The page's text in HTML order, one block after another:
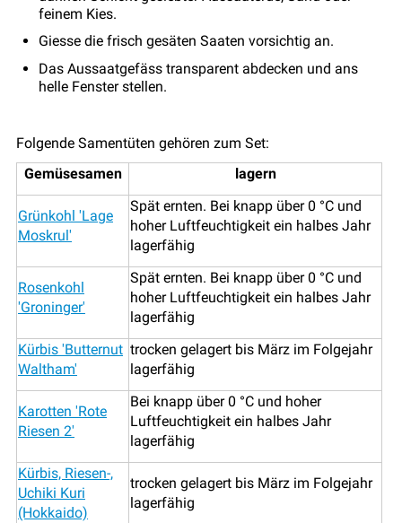
feinem Kies.
Giesse die frisch gesäten Saaten vorsichtig an.
Das Aussaatgefäss transparent abdecken und ans
helle Fenster stellen.
Folgende Samentüten gehören zum Set:
Gemüsesamen
lagern
Grünkohl 'Lage
Moskrul'
Spät ernten. Bei knapp über 0 °C und
hoher Luftfeuchtigkeit ein halbes Jahr
lagerfähig
Rosenkohl
'Groninger'
Spät ernten. Bei knapp über 0 °C und
hoher Luftfeuchtigkeit ein halbes Jahr
lagerfähig
Kürbis 'Butternut
Waltham'
trocken gelagert bis März im Folgejahr
lagerfähig
Karotten 'Rote
Riesen 2'
Bei knapp über 0 °C und hoher
Luftfeuchtigkeit ein halbes Jahr
lagerfähig
Kürbis, Riesen-,
Uchiki Kuri
(Hokkaido)
trocken gelagert bis März im Folgejahr
lagerfähig